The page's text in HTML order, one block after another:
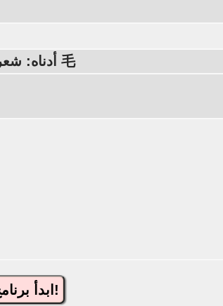
أعلاه: نسخة عالية 高 (برج المراقبة)، أدناه: شعر 毛
ابدأ برنامج التعلم!